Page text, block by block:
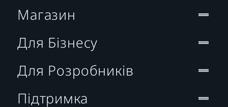
Магазин
Для Бізнесу
Для Розробників
Підтримка